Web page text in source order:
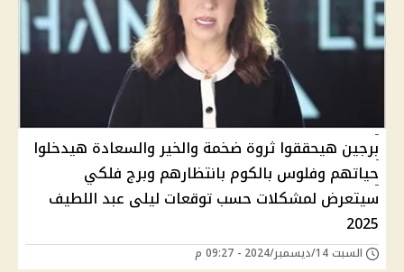
برجين هيحققوا ثروة ضخمة والخير والسعادة هيدخلوا
حياتهم وفلوس بالكوم بانتظارهم وبرج فلكي
سيتعرض لمشكلات حسب توقعات ليلى عبد اللطيف
2025
السبت 14/ديسمبر/2024 - 09:27 م